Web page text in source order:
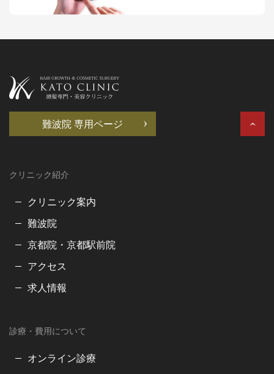
難波院 専用ページ
クリニック紹介
クリニック案内
難波院
京都院・京都駅前院
アクセス
求人情報
診療・費用について
オンライン診療